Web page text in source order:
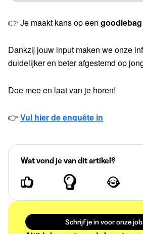
👉 Je maakt kans op een goodiebag
Dankzij jouw input maken we onze
duidelijker en beter afgestemd op
Doe mee en laat van je horen!
👉 Vul hier de enquête in
Wat vond je van dit artikel?
Schrijf je in voor onze